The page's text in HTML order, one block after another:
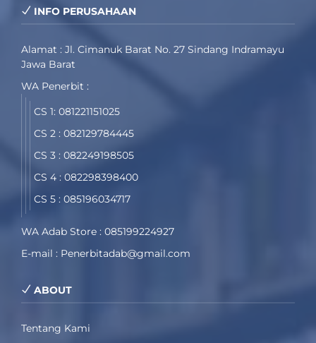
INFO PERUSAHAAN
Alamat : Jl. Cimanuk Barat No. 27 Sindang Indramayu
Jawa Barat
WA Penerbit :
CS 1: 081221151025
CS 2 : 082129784445
CS 3 : 082249198505
CS 4 : 082298398400
CS 5 : 085196034717
WA Adab Store : 085199224927
E-mail : Penerbitadab@gmail.com
ABOUT
Tentang Kami